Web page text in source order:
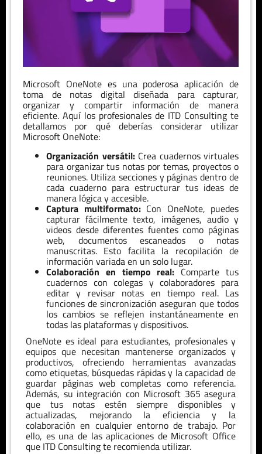
Microsoft OneNote es una poderosa aplicación de
toma de notas digital diseñada para capturar,
organizar y compartir información de manera
eficiente. Aquí los profesionales de ITD Consulting te
detallamos por qué deberías considerar utilizar
Microsoft OneNote:
Organización versátil:Crea cuadernos virtuales
para organizar tus notas por temas, proyectos o
reuniones. Utiliza secciones y páginas dentro de
cada cuaderno para estructurar tus ideas de
manera lógica y accesible.
Captura multiformato:Con OneNote, puedes
capturar fácilmente texto, imágenes, audio y
videos desde diferentes fuentes como páginas
web, documentos escaneados o notas
manuscritas. Esto facilita la recopilación de
información variada en un solo lugar.
Colaboración en tiempo real: Comparte tus
cuadernos con colegas y colaboradores para
editar y revisar notas en tiempo real. Las
funciones de sincronización aseguran que todos
los cambios se reflejen instantáneamente en
todas las plataformas y dispositivos.
OneNote es ideal para estudiantes, profesionales y
equipos que necesitan mantenerse organizados y
productivos, ofreciendo herramientas avanzadas
como etiquetas, búsquedas rápidas y la capacidad de
guardar páginas web completas como referencia.
Además, su integración con Microsoft 365 asegura
que tus notas estén siempre disponibles y
actualizadas, mejorando la eficiencia y la
colaboración en cualquier entorno de trabajo. Por
ello, es una de las aplicaciones de Microsoft Office
que ITD Consulting te recomienda utilizar.